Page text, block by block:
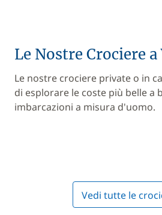
Le Nostre Crociere
Le nostre crociere private o in
di esplorare le coste più belle a
imbarcazioni a misura d'uomo.
Vedi tutte le